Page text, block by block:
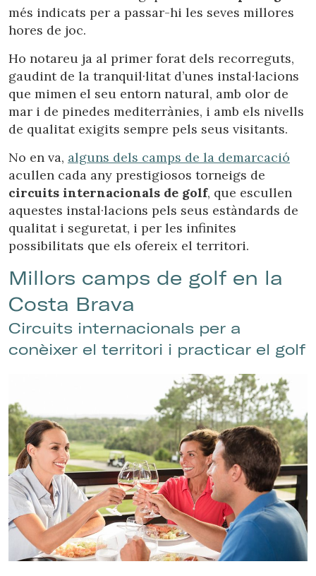
més indicats per a passar-hi les seves millores
hores de joc.
Ho notareu ja al primer forat dels recorreguts,
gaudint de la tranquil·litat d’unes instal·lacions
que mimen el seu entorn natural, amb olor de
mar i de pinedes mediterrànies, i amb els nivells
de qualitat exigits sempre pels seus visitants.
No en va, alguns dels camps de la demarcació
acullen cada any prestigiosos torneigs de
circuits internacionals de golf, que escullen
aquestes instal·lacions pels seus estàndards de
qualitat i seguretat, i per les infinites
possibilitats que els ofereix el territori.
Millors camps de golf en la
Costa Brava
Circuits internacionals per a
conèixer el territori i practicar el golf